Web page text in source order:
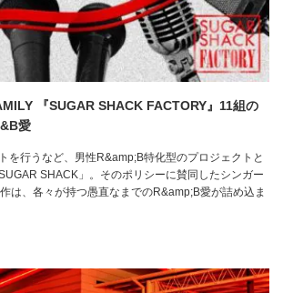
『SUGAR SHACK FACTORY』11組の
愛
を行うなど、男性R&amp;B特化型のプロジェクトと
SHACK」。そのポリシーに賛同したシンガー
は、各々が持つ愚直なまでのR&amp;B愛が詰め込ま